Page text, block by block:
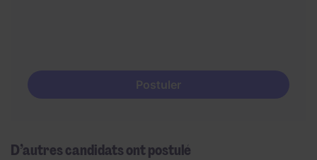
Postuler
D’autres candidats ont postulé